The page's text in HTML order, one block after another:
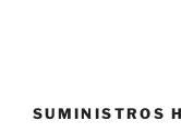
SUMINISTROS